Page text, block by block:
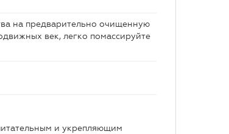
на предварительно очищенную
век, легко помассируйте
и укрепляющим